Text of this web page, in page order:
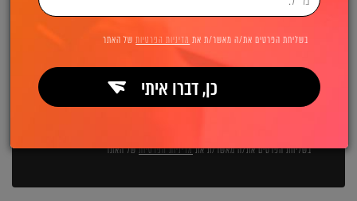
בשליחת הפרטים את/ה מאשר/ת אתמדיניות הפרטיותשל האתר
בשליחת הפרטים את/ה מאשר/ת את מדיניות הפרטיותשל האתר
כן, דברו איתי